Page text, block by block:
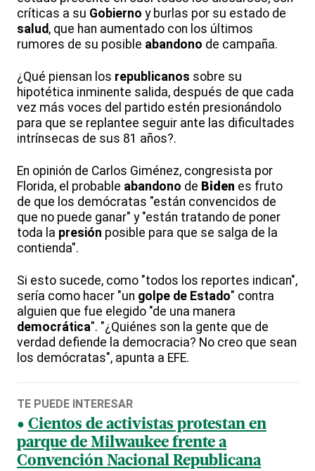
críticas a su Gobierno y burlas por su estado de
salud, que han aumentado con los últimos
rumores de su posible abandono de campaña.
¿Qué piensan los republicanos sobre su
hipotética inminente salida, después de que cada
vez más voces del partido estén presionándolo
para que se replantee seguir ante las dificultades
intrínsecas de sus 81 años?.
En opinión de Carlos Giménez, congresista por
Florida, el probable abandono de Biden es fruto
de que los demócratas "están convencidos de
que no puede ganar" y "están tratando de poner
toda la presión posible para que se salga de la
contienda".
Si esto sucede, como "todos los reportes indican",
sería como hacer "un golpe de Estado" contra
alguien que fue elegido "de una manera
democrática". "¿Quiénes son la gente que de
verdad defiende la democracia? No creo que sean
los demócratas", apunta a EFE.
TE PUEDE INTERESAR
Cientos de activistas protestan en
parque de Milwaukee frente a
Convención Nacional Republicana